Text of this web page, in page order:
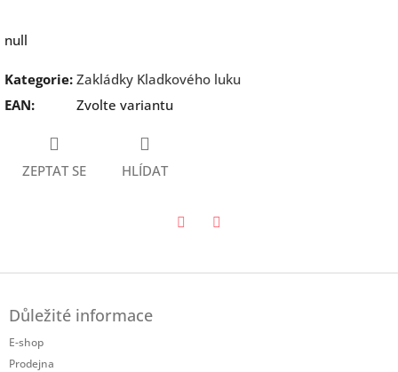
null
Kategorie: Zakládky Kladkového luku
EAN: Zvolte variantu
ZEPTAT SE HLÍDAT
Důležité informace
E-shop
Prodejna